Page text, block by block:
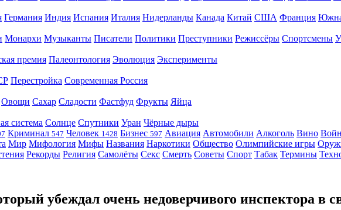
Германия Индия Испания Италия Нидерланды Канада Китай США Франция
Монархи Музыканты Писатели Политики Преступники Режиссёры Спортсмены
премия Палеонтология Эволюция Эксперименты
Перестройка Современная Россия
Овощи Сахар Сладости Фастфуд Фрукты Яйца
система Солнце Спутники Уран Чёрные дыры
Криминал 547 Человек 1428 Бизнес 597 Авиация Автомобили Алкоголь Вино
Мир Мифология Мифы Названия Наркотики Общество Олимпийские игры
Рекорды Религия Самолёты Секс Смерть Советы Спорт Табак Термины
убеждал очень недоверчивого инспектора в